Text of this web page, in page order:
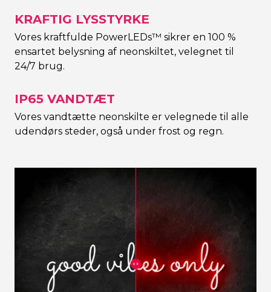
KRAFTIG LYSSTYRKE
Vores kraftfulde PowerLEDs™ sikrer en 100 %
ensartet belysning af neonskiltet, velegnet til
24/7 brug.
IP65 VANDTÆT
Vores vandtætte neonskilte er velegnede til alle
udendørs steder, også under frost og regn.